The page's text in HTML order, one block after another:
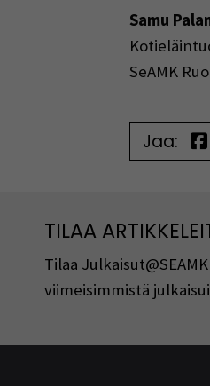
Samu
SeAMK
Jaa:
TILAA
Tilaa
viimeisimmistä